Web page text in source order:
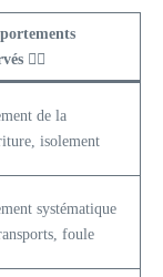
🚶‍♂️
de la
isolement
systématique
foule